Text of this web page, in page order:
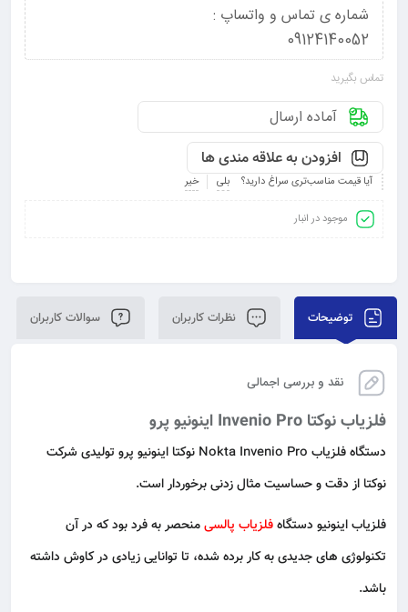
شماره ی تماس و واتساپ :
09124140052
تماس بگیرید
آماده ارسال
افزودن به علاقه مندی ها
آیا قیمت مناسب‌تری سراغ دارید؟ بلی خیر
موجود در انبار
توضیحات نظرات کاربران سوالات کاربران
نقد و بررسی اجمالی
فلزیاب نوکتا Invenio Pro اینونیو پرو
دستگاه فلزیاب Nokta Invenio Pro نوکتا اینونیو پرو تولیدی شرکت
نوکتا از دقت و حساسیت مثال زدنی برخوردار است.
فلزیاب اینونیو دستگاهفلزیاب پالسیمنحصر به فرد بود که در آن
تکنولوژی های جدیدی به کار برده شده، تا توانایی زیادی در کاوش داشته
باشد.